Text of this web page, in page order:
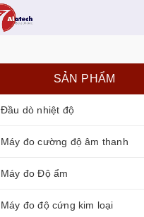
SẢN PHẨM
Đầu dò nhiệt độ
Máy đo cường độ âm thanh
Máy đo Độ ẩm
Máy đo độ cứng kim loại